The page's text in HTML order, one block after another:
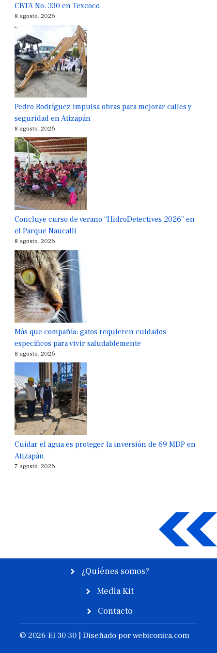
CBTA No. 330 en Texcoco
8 agosto, 2026
Pedro Rodríguez impulsa obras para mejorar calles y
seguridad en Atizapán
8 agosto, 2026
Concluye curso de verano “HidroDetectives 2026” en
el Parque Naucalli
8 agosto, 2026
Más que compañía: gatos requieren cuidados
específicos para vivir saludablemente
8 agosto, 2026
Cuidar el agua es proteger la inversión de 69 MDP en
Atizapán
7 agosto, 2026
¿Quiénes somos?
Media Kit
Contacto
© 2026 El 30 30 | Diseñado porwebiconica.com